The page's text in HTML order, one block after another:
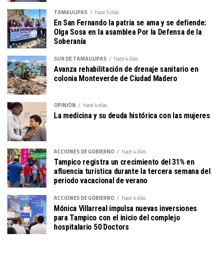
TAMAULIPAS hace 5 días
En San Fernando la patria se ama y se defiende:
Olga Sosa en la asamblea Por la Defensa de la
Soberanía
SUR DE TAMAULIPAS hace 4 días
Avanza rehabilitación de drenaje sanitario en
colonia Monteverde de Ciudad Madero
OPINIÓN hace 4 días
La medicina y su deuda histórica con las mujeres
ACCIONES DE GOBIERNO hace 4 días
Tampico registra un crecimiento del 31% en
afluencia turística durante la tercera semana del
periodo vacacional de verano
ACCIONES DE GOBIERNO hace 4 días
Mónica Villarreal impulsa nuevas inversiones
para Tampico con el inicio del complejo
hospitalario 50 Doctors